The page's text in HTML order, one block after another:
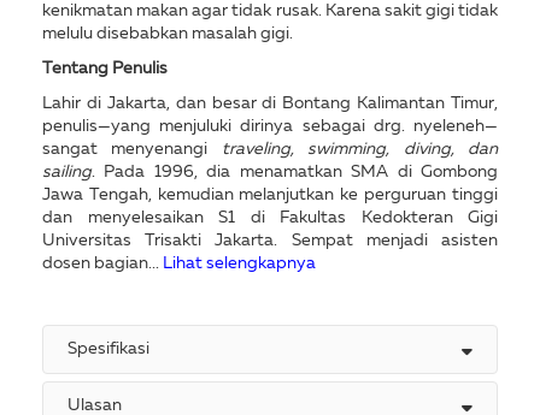
kenikmatan makan agar tidak rusak. Karena sakit gigi tidak
melulu disebabkan masalah gigi.
Tentang Penulis
Lahir di Jakarta, dan besar di Bontang Kalimantan Timur,
penulis—yang menjuluki dirinya sebagai drg. nyeleneh—
sangat menyenangi traveling, swimming, diving, dan
sailing. Pada 1996, dia menamatkan SMA di Gombong
Jawa Tengah, kemudian melanjutkan ke perguruan tinggi
dan menyelesaikan S1 di Fakultas Kedokteran Gigi
Universitas Trisakti Jakarta. Sempat menjadi asisten
dosen bagian... Lihat selengkapnya
Spesifikasi
Ulasan